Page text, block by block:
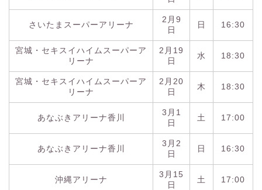
さいたまスーパーアリーナ
2月9
日
日 16:30
宮城・セキスイハイムスーパーア
リーナ
2月19
日
水 18:30
宮城・セキスイハイムスーパーア
リーナ
2月20
日
木 18:30
あなぶきアリーナ香川
3月1
日
土 17:00
あなぶきアリーナ香川
3月2
日
日 16:30
沖縄アリーナ
3月15
日
土 17:00